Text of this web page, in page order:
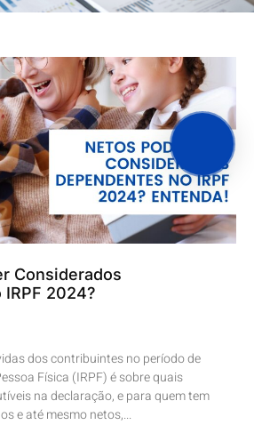
Considerados
2024?
dos contribuintes no período de
Física (IRPF) é sobre quais
na declaração, e para quem tem
e até mesmo netos,...